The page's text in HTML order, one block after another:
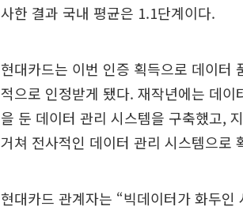
사한 결과 국내 평균은 1.1단계이다.
현대카드는 이번 인증 획득으로 데이터
적으로 인정받게 됐다. 재작년에는 데
을 둔 데이터 관리 시스템을 구축했고,
거쳐 전사적인 데이터 관리 시스템으로
현대카드 관계자는 “빅데이터가 화두